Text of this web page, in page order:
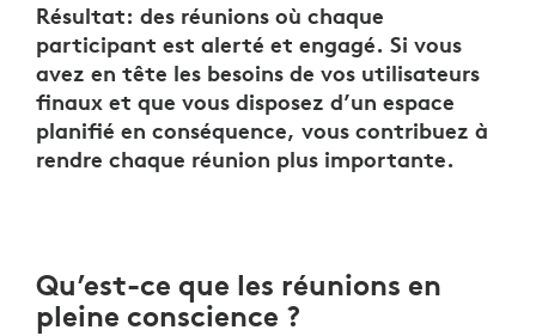
Résultat: des réunions où chaque
participant est alerté et engagé. Si vous
avez en tête les besoins de vos utilisateurs
finaux et que vous disposez d’un espace
planifié en conséquence, vous contribuez à
rendre chaque réunion plus importante.
Qu’est-ce que les réunions en
pleine conscience ?